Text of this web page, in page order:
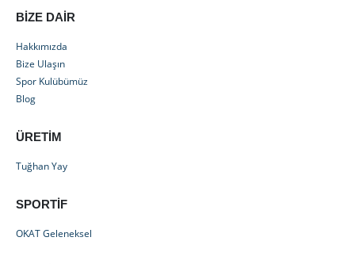
BIZE DAIR
Hakkımızda
Bize Ulaşın
Spor Kulübümüz
Blog
ÜRETIM
Tuğhan Yay
SPORTIF
OKAT Geleneksel